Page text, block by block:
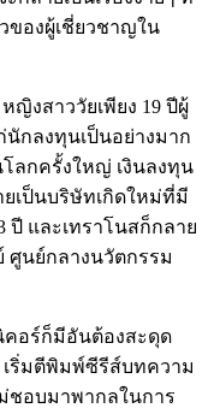
ของผู้เชี่ยวชาญใน
ญิงสาววัยเพียง 19 ปีผู้
นักลงทุนเป็นอย่างมาก
ลกครั้งใหญ่ เงินลงทุน
เป็นบริษัทเกิดใหม่ที่มี
ปี และเทราโนสก็กลาย
ศูนย์กลางนวัตกรรม
คอร์ก็มีอันต้องสะดุด
เริ่มตีพิมพ์ซีรีส์บทความ
ชอบมาพากลในการ